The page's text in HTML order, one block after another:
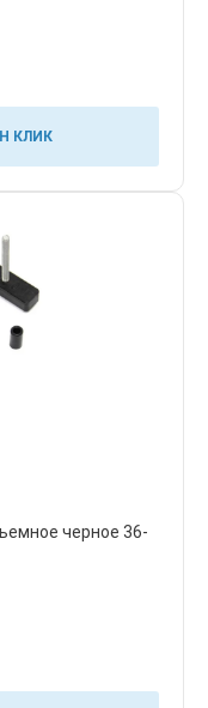
КЛИК
черное 36-